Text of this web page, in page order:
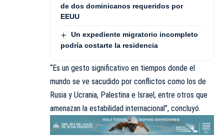
de dos dominicanos requeridos por
EEUU
Un expediente migratorio incompleto
podría costarte la residencia
“Es un gesto significativo en tiempos donde el
mundo se ve sacudido por conflictos como los de
Rusia y Ucrania, Palestina e Israel, entre otros que
amenazan la estabilidad internacional”, concluyó.